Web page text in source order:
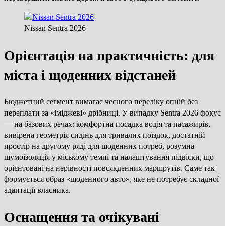
Nissan Sentra 2026
Орієнтація на практичність: для
міста і щоденних відстаней
Бюджетний сегмент вимагає чесного переліку опцій без
переплати за «іміджеві» дрібниці. У випадку Sentra 2026 фокус
— на базових речах: комфортна посадка водія та пасажирів,
вивірена геометрія сидінь для тривалих поїздок, достатній
простір на другому ряді для щоденних потреб, розумна
шумоізоляція у міському темпі та налаштування підвіски, що
орієнтовані на нерівності повсякденних маршрутів. Саме так
формується образ «щоденного авто», яке не потребує складної
адаптації власника.
Оснащення та очікувані